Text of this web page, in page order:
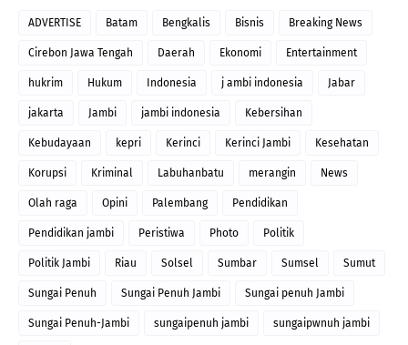
ADVERTISE Batam Bengkalis Bisnis Breaking News
Cirebon Jawa Tengah Daerah Ekonomi Entertainment
hukrim Hukum Indonesia j ambi indonesia Jabar
jakarta Jambi jambi indonesia Kebersihan
Kebudayaan kepri Kerinci Kerinci Jambi Kesehatan
Korupsi Kriminal Labuhanbatu merangin News
Olah raga Opini Palembang Pendidikan
Pendidikan jambi Peristiwa Photo Politik
Politik Jambi Riau Solsel Sumbar Sumsel Sumut
Sungai Penuh Sungai Penuh Jambi Sungai penuh Jambi
Sungai Penuh-Jambi sungaipenuh jambi sungaipwnuh jambi